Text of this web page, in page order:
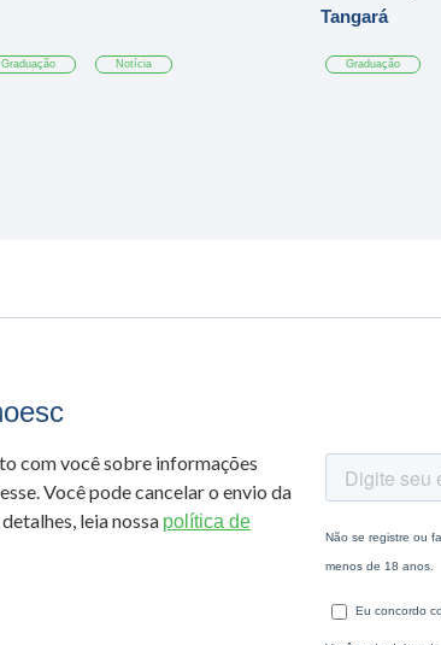
Graduação Notícia
Tangará
Graduação
com você sobre informações
Você pode cancelar o envio da
leia nossa política de